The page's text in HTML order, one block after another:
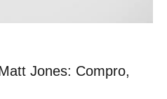
Jones: Compro,